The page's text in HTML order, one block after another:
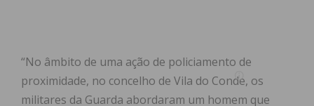
“No âmbito de uma ação de policiamento de
proximidade, no concelho de Vila do Conde, os
militares da Guarda abordaram um homem que